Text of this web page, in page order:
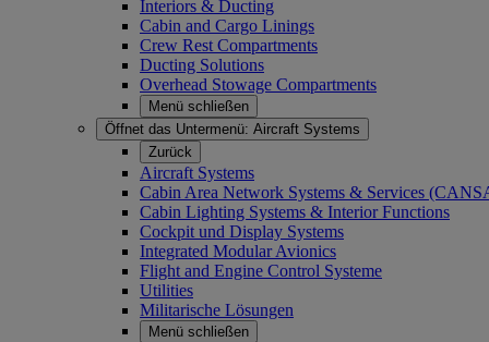
Interiors & Ducting
Cabin and Cargo Linings
Crew Rest Compartments
Ducting Solutions
Overhead Stowage Compartments
Menü schließen
Öffnet das Untermenü: Aircraft Systems
Zurück
Aircraft Systems
Cabin Area Network Systems & Services
Cabin Lighting Systems & Interior Functions
Cockpit und Display Systems
Integrated Modular Avionics
Flight and Engine Control Systeme
Utilities
Militarische Lösungen
Menü schließen